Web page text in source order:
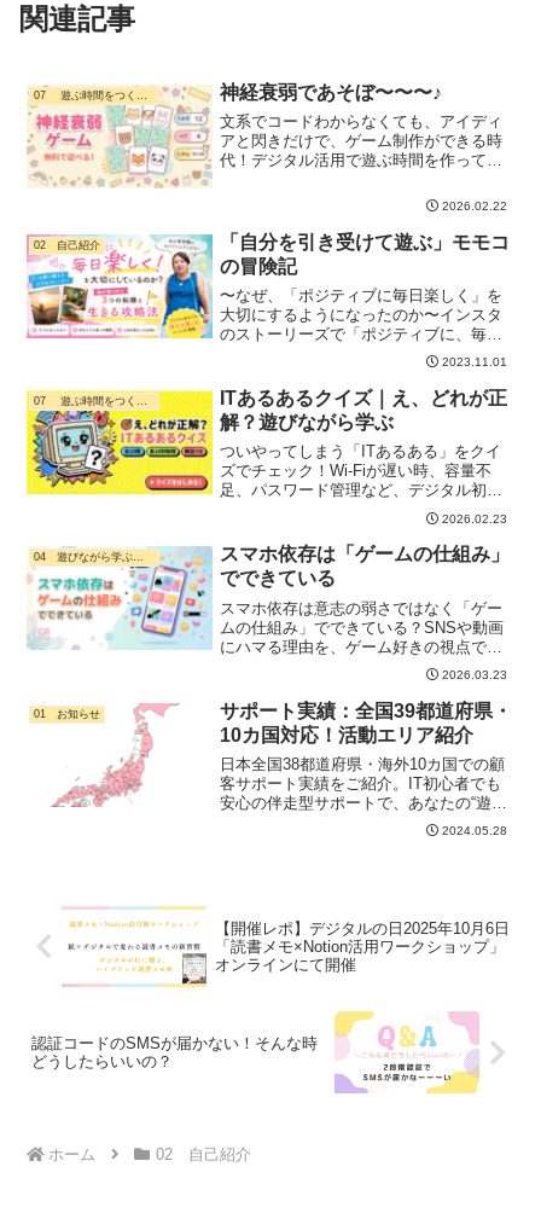
関連記事
07 遊ぶ時間をつくる暮らし 神経衰弱であそぼ〜〜〜♪
文系でコードわからなくても、アイディ
アと閃きだけで、ゲーム制作ができる時
代！デジタル活用で遊ぶ時間を作って、
の息抜きにも♪他のゲームでも遊ぶ2026.02.22
02 自己紹介
「自分を引き受けて遊ぶ」モモコ
の冒険記
〜なぜ、「ポジティブに毎日楽しく」を
大切にするようになったのか〜インスタ
のストーリーズで「ポジティブに、毎日
楽しく！を大事にしている」と書いた時
に「なぜ大切にしているのか知りたい」
とメッセージをいただきました。自分を
引き受けている人の働き方...
2023.11.01
07 遊ぶ時間をつくる暮らし
ITあるあるクイズ｜え、どれが正
解？遊びながら学ぶ
ついやってしまう「ITあるある」をクイ
ズでチェック！Wi-Fiが遅い時、容量不
足、パスワード管理など、デジタル初心
者さんでも楽しく学べるITミニクイズで
す。スキマ時間でサクッと挑戦♪
2026.02.23
04 遊びながら学ぶ・ デジタル活用
スマホ依存は「ゲームの仕組み」
でできている
スマホ依存は意志の弱さではなく「ゲー
ムの仕組み」でできている？SNSや動画
にハマる理由を、ゲーム好きの視点でわ
かりやすく解説。大人も子どもも今日か
2026.03.23
01 お知らせ
サポート実績：全国39都道府県・
10カ国対応！活動エリア紹介
日本全国38都道府県・海外10カ国での顧
客サポート実績をご紹介。IT初心者でも
安心の伴走型サポートで、あなたの“遊ぶ
時間”を増やします。桃鉄風マップで楽し
2024.05.28
【開催レポ】デジタルの日2025年10月6日
「読書メモ×Notion活用ワークショップ」
オンラインにて開催
認証コードのSMSが届かない！そんな時
どうしたらいいの？
ホーム 02 自己紹介